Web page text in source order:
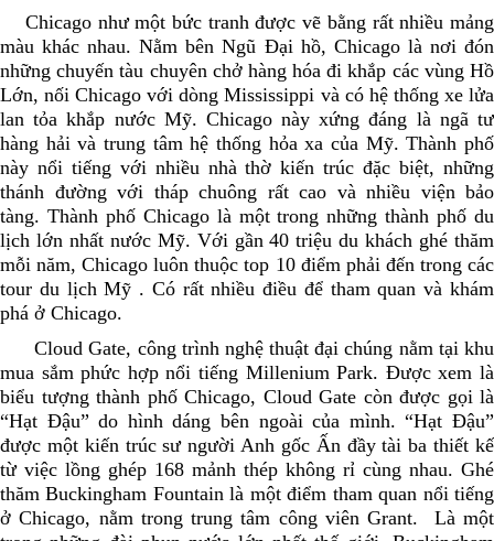
Chicago như một bức tranh được vẽ bằng rất nhiều mảng
màu khác nhau. Nằm bên Ngũ Đại hồ, Chicago là nơi đón
những chuyến tàu chuyên chở hàng hóa đi khắp các vùng Hồ
Lớn, nối Chicago với dòng Mississippi và có hệ thống xe lửa
lan tỏa khắp nước Mỹ. Chicago này xứng đáng là ngã tư
hàng hải và trung tâm hệ thống hỏa xa của Mỹ. Thành phố
này nổi tiếng với nhiều nhà thờ kiến trúc đặc biệt, những
thánh đường với tháp chuông rất cao và nhiều viện bảo
tàng. Thành phố Chicago là một trong những thành phố du
lịch lớn nhất nước Mỹ. Với gần 40 triệu du khách ghé thăm
mỗi năm, Chicago luôn thuộc top 10 điểm phải đến trong các
tour du lịch Mỹ . Có rất nhiều điều để tham quan và khám
phá ở Chicago.
Cloud Gate, công trình nghệ thuật đại chúng nằm tại khu
mua sắm phức hợp nổi tiếng Millenium Park. Được xem là
biểu tượng thành phố Chicago, Cloud Gate còn được gọi là
“Hạt Đậu” do hình dáng bên ngoài của mình. “Hạt Đậu”
được một kiến trúc sư người Anh gốc Ấn đầy tài ba thiết kế
từ việc lồng ghép 168 mảnh thép không rỉ cùng nhau. Ghé
thăm Buckingham Fountain là một điểm tham quan nổi tiếng
ở Chicago, nằm trong trung tâm công viên Grant. Là một